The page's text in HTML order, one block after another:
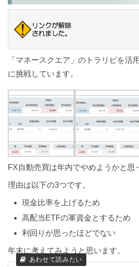
「マネースクエア」のトラリピを活
に挑戦しています。
FX自動売買は年内でやめようかと思
理由は以下の3つです。
現金比率を上げるため
高配当ETFの軍資金とするため
利回りが思ったほどでない
年末に考えてみようと思います。